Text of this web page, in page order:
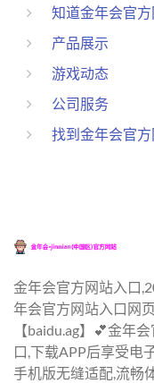
知道金年会官
产品展示
游戏动态
公司服务
找到金年会官
金年会官方网站入口
年会官方网站入口网
【baidu.ag】💕金年
口,下载APP后享受电
手机版无缝适配,流畅